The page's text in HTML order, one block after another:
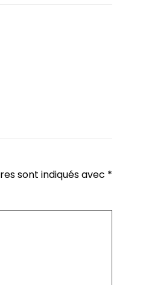
sont indiqués avec *